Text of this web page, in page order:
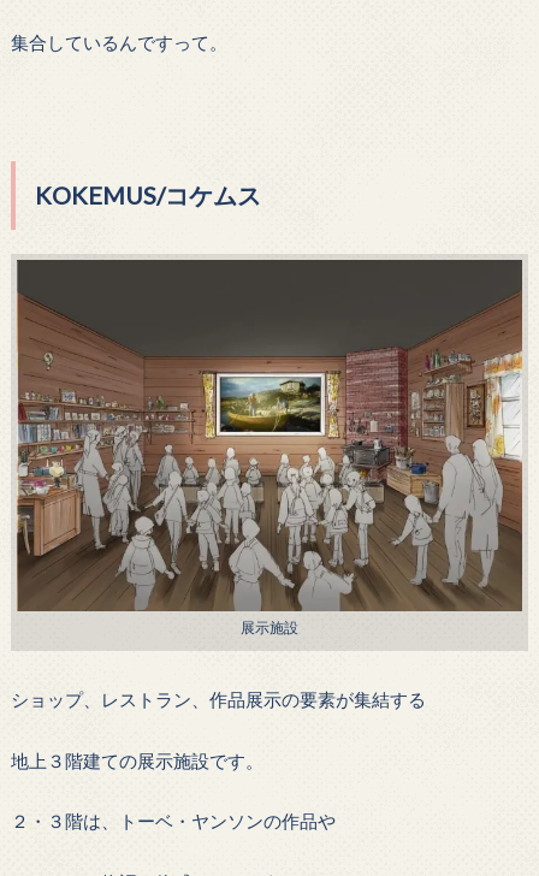
集合しているんですって。
KOKEMUS/コケムス
展示施設
ショップ、レストラン、作品展示の要素が集結する
地上３階建ての展示施設です。
２・３階は、トーベ・ヤンソンの作品や